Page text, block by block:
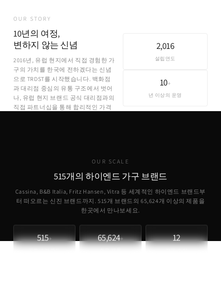
OUR STORY
10년의 여정,
변하지 않는 신념
2016년, 유럽 현지에서 직접 경험한 가
구의 가치를 한국에 전하겠다는 신념
으로 TRDST를 시작했습니다. 백화점
과 대리점 중심의 유통 구조에서 벗어
나, 유럽 현지 브랜드 공식 대리점과의
직접 파트너십을 통해 합리적인 가격
2,016
설립연도
10+
년 이상의 운영
OUR SCALE
515개의 하이엔드 가구 브랜드
Cassina, B&B Italia, Fritz Hansen, Vitra 등 세계적인 하이엔드 브랜드부
터 떠오르는 신진 브랜드까지. 515개 브랜드의65,624개 이상의 제품을
한곳에서 만나보세요.
515+ 65,624+ 12